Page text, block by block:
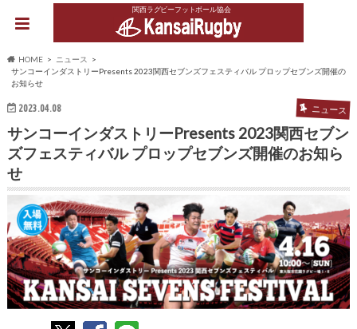
関西ラグビーフットボール協会
HOME
ニュース
サンコーインダストリーPresents 2023関西セブンズフェスティバル プロップセブンズ開催の
お知らせ
2023.04.08 ニュース
サンコーインダストリーPresents 2023関西セブン
ズフェスティバル プロップセブンズ開催のお知ら
せ